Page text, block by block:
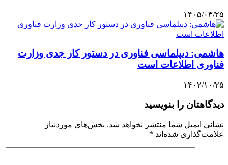
۱۴۰۵/۰۳/۲۵
هاشمی: دیپلماسی فناوری در دستور کار جدی وزارت
فناوری اطلاعات است
۱۴۰۲/۱۰/۲۵
دیدگاهتان را بنویسید
نشانی ایمیل شما منتشر نخواهد شد. بخش‌های موردنیاز
علامت‌گذاری شده‌اند *